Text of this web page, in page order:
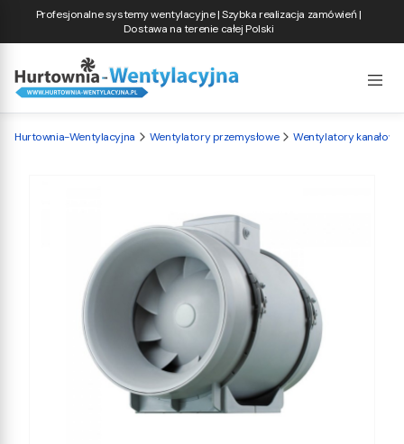
Profesjonalne systemy wentylacyjne | Szybka realizacja zamówień |
Dostawa na terenie całej Polski
Hurtownia-Wentylacyjna Wentylatory przemysłowe Wentylatory kanałowe